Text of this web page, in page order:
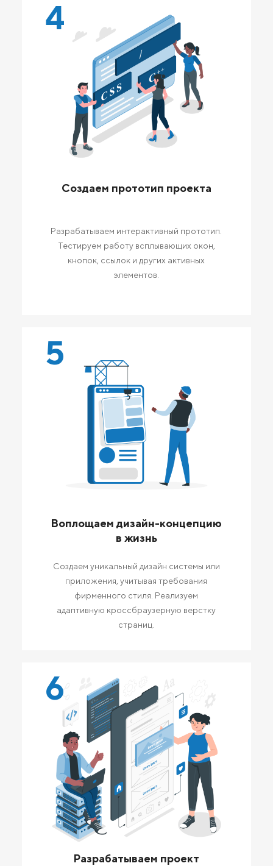
4
Создаем прототип проекта
Разрабатываем интерактивный прототип.
Тестируем работу всплывающих окон,
кнопок, ссылок и других активных
элементов.
5
Воплощаем дизайн-концепцию
в жизнь
Создаем уникальный дизайн системы или
приложения, учитывая требования
фирменного стиля. Реализуем
адаптивную кроссбраузерную верстку
страниц.
6
Разрабатываем проект